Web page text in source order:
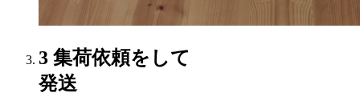
3 集荷依頼をして
発送